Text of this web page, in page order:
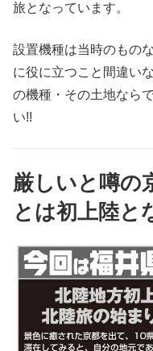
旅となっています。
設置機種は当時のもの
に役に立つこと間違
の機種・その土地なら
い!!
厳しいと噂の
とは初上陸と